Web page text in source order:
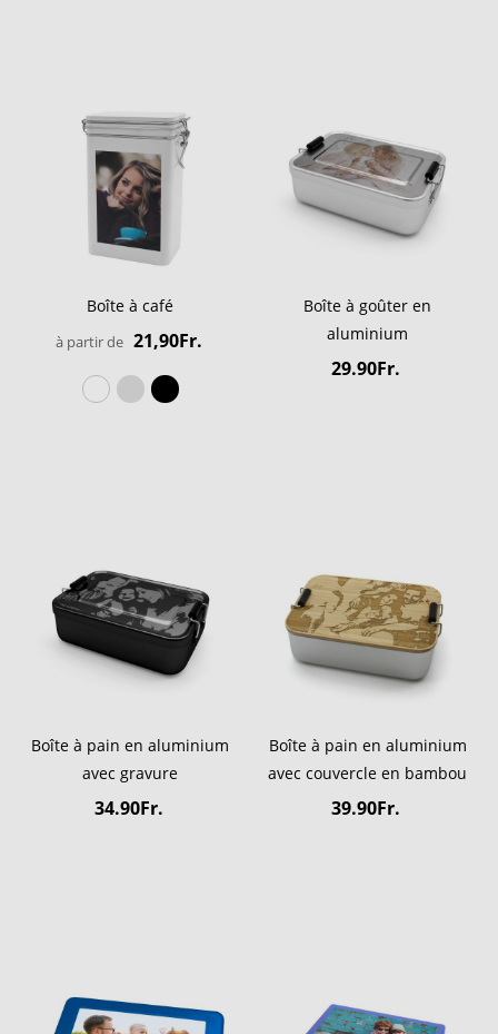
Boîte à café
à partir de 21,90Fr.
Boîte à goûter en
aluminium
29.90Fr.
Boîte à pain en aluminium
avec gravure
34.90Fr.
Boîte à pain en aluminium
avec couvercle en bambou
39.90Fr.